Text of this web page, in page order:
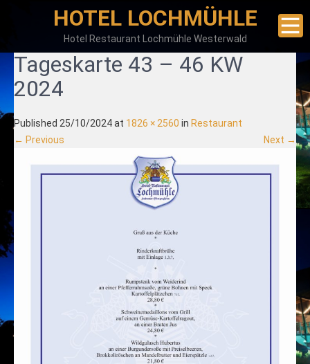
HOTEL LOCHMÜHLE
Hotel Restaurant Lochmühle Westerwald
Tageskarte 43 – 46 KW
2024
Published 25/10/2024at 1826 × 2560 in Restaurant
← Previous Next →